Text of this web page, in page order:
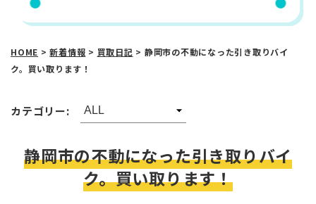
HOME >新着情報 > 買取日記 > 静岡市の不動になった引き取りバイ
ク。買い取ります！
カテゴリー:
静岡市の不動になった引き取りバイ
ク。買い取ります！